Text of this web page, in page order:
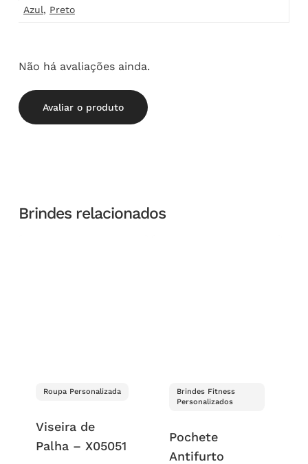
Azul, Preto
Não há avaliações ainda.
Avaliar o produto
Brindes relacionados
Roupa Personalizada
Viseira de
Palha – X05051
Brindes Fitness
Personalizados
Pochete
Antifurto